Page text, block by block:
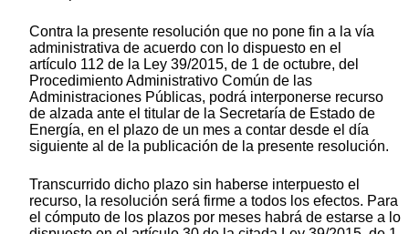
Contra la presente resolución que no pone fin a la vía
administrativa de acuerdo con lo dispuesto en el
artículo 112 de la Ley 39/2015, de 1 de octubre, del
Procedimiento Administrativo Común de las
Administraciones Públicas, podrá interponerse recurso
de alzada ante el titular de la Secretaría de Estado de
Energía, en el plazo de un mes a contar desde el día
siguiente al de la publicación de la presente resolución.
Transcurrido dicho plazo sin haberse interpuesto el
recurso, la resolución será firme a todos los efectos. Para
el cómputo de los plazos por meses habrá de estarse a lo